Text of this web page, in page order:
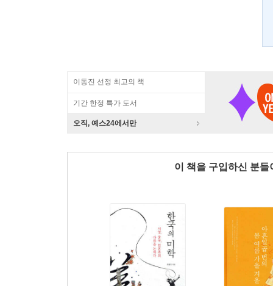
이동진 선정 최고의 책
기간 한정 특가 도서
오직, 예스24에서만
이 책을 구입하신 분